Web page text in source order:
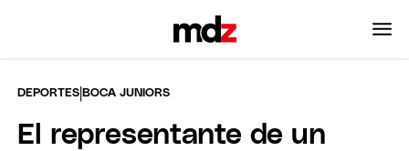
DEPORTES |BOCA JUNIORS
El representante de un